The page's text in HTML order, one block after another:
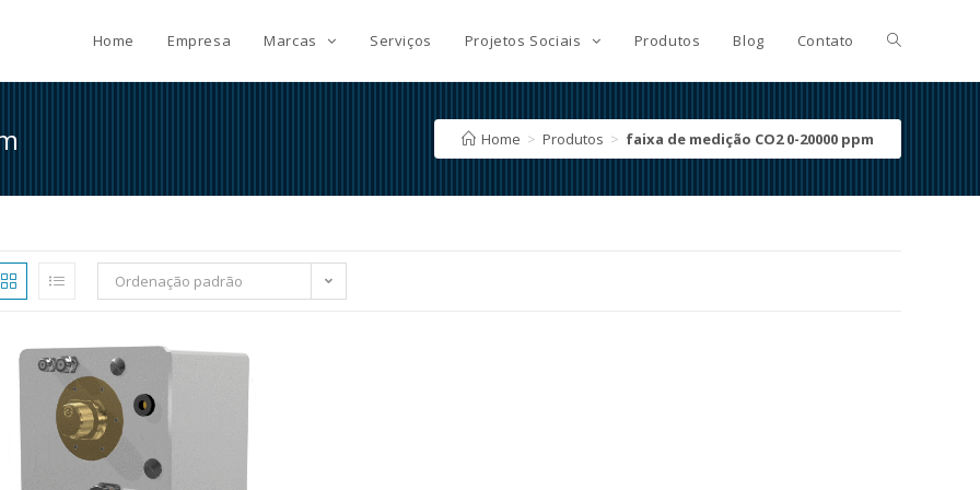
Home Empresa Marcas Serviços Projetos Sociais Produtos Blog Contato
Home > Produtos > faixa de medição CO2 0-20000 ppm
Ordenação padrão